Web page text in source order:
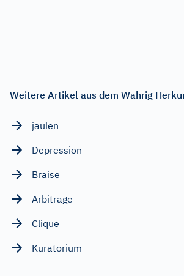
Weitere Artikel aus dem Wahrig
jaulen
Depression
Braise
Arbitrage
Clique
Kuratorium